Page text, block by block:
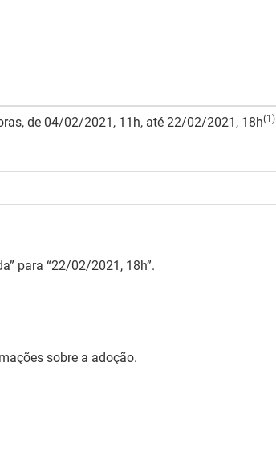
de 04/02/2021, 11h, até 22/02/2021, 18h(1)
para “22/02/2021, 18h”.
sobre a adoção.